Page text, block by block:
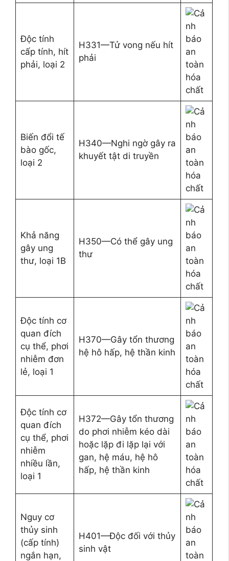
Độc tính
cấp tính, hít
phải, loại 2
H331—Tử vong nếu hít
phải
Biến đổi tế
bào gốc,
loại 2
H340—Nghi ngờ gây ra
khuyết tật di truyền
Khả năng
gây ung
thư, loại 1B
H350—Có thể gây ung
thư
Độc tính cơ
quan đích
cụ thể, phơi
nhiễm đơn
lẻ, loại 1
H370—Gây tổn thương
hệ hô hấp, hệ thần kinh
Độc tính cơ
quan đích
cụ thể, phơi
nhiễm
nhiều lần,
loại 1
H372—Gây tổn thương
do phơi nhiễm kéo dài
hoặc lặp đi lặp lại với
gan, hệ máu, hệ hô
hấp, hệ thần kinh
Nguy cơ
thủy sinh
(cấp tính)
ngắn hạn,
H401—Độc đối với thủy
sinh vật